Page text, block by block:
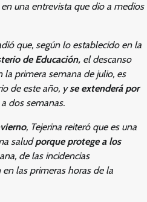
una entrevista que dio a medios
que, según lo establecido en la
de Educación, el descanso
primera semana de julio, es
de este año, yse extenderá por
dos semanas.
, Tejerina reiteró que es una
saludporque protege a los
de las incidencias
las primeras horas de la